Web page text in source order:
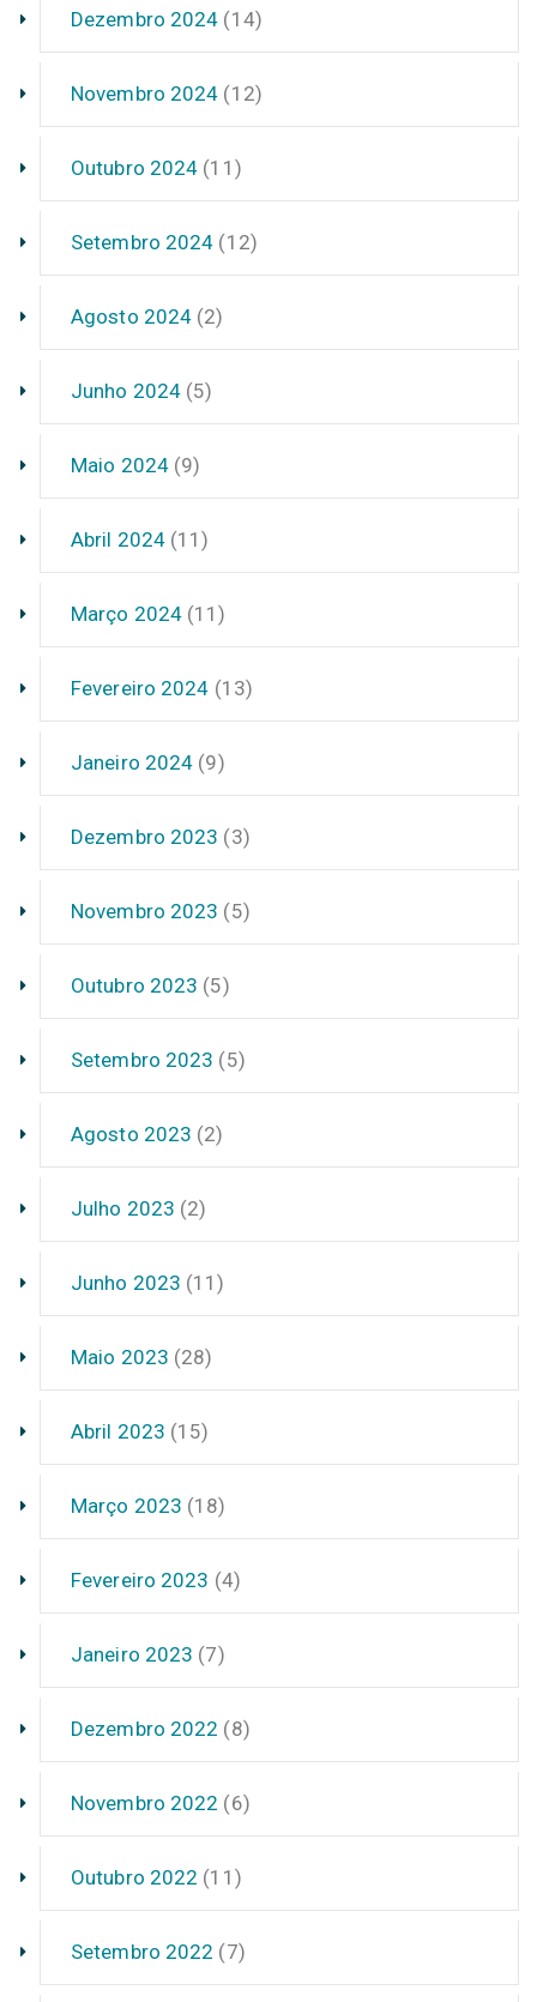
Dezembro 2024 (14)
Novembro 2024 (12)
Outubro 2024 (11)
Setembro 2024 (12)
Agosto 2024 (2)
Junho 2024 (5)
Maio 2024(9)
Abril 2024 (11)
Março 2024 (11)
Fevereiro 2024 (13)
Janeiro 2024 (9)
Dezembro 2023 (3)
Novembro 2023 (5)
Outubro 2023 (5)
Setembro 2023 (5)
Agosto 2023 (2)
Julho 2023 (2)
Junho 2023 (11)
Maio 2023 (28)
Abril 2023 (15)
Março 2023 (18)
Fevereiro 2023 (4)
Janeiro 2023 (7)
Dezembro 2022 (8)
Novembro 2022 (6)
Outubro 2022 (11)
Setembro 2022 (7)